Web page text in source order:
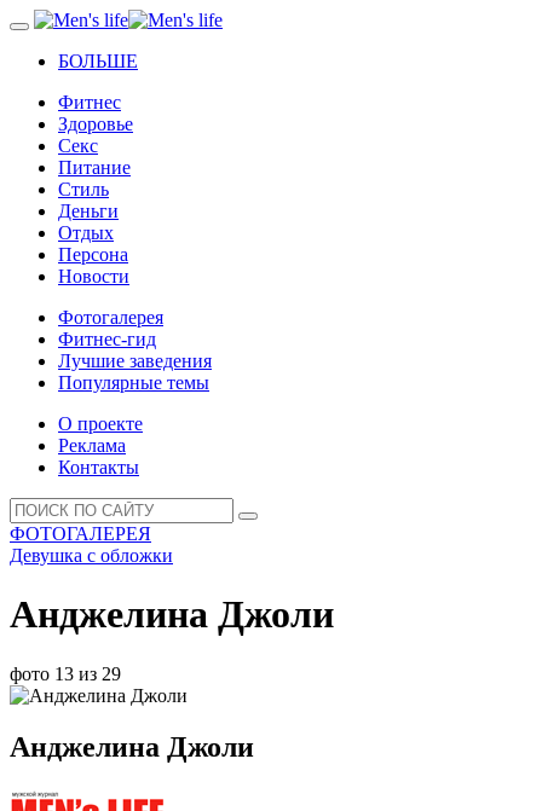
БОЛЬШЕ
Фитнес
Здоровье
Секс
Питание
Стиль
Деньги
Отдых
Персона
Новости
Фотогалерея
Фитнес-гид
Лучшие заведения
Популярные темы
О проекте
Реклама
Контакты
ФОТОГАЛЕРЕЯ
Девушка с обложки
Анджелина Джоли
фото 13 из 29
Анджелина Джоли